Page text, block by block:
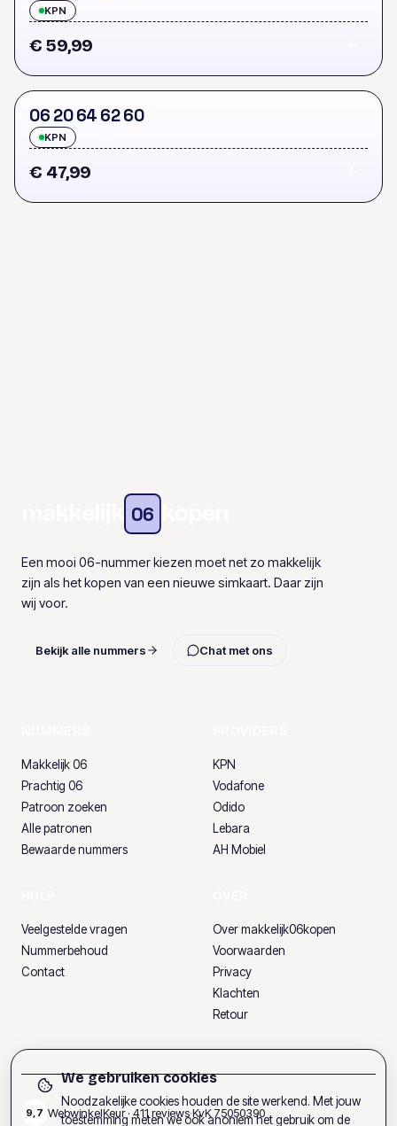
KPN
€ 59,99
06 2064 6260
KPN
€ 47,99
06
Een mooi 06-nummer kiezen moet net zo makkelijk
zijn als het kopen van een nieuwe simkaart. Daar zijn
wij voor.
Bekijk alle nummers Chat met ons
Makkelijk 06
Prachtig 06
Patroon zoeken
Alle patronen
Bewaarde nummers
KPN
Vodafone
Odido
Lebara
AH Mobiel
Veelgestelde vragen
Nummerbehoud
Contact
Over makkelijk06kopen
Voorwaarden
Privacy
Klachten
Retour
9,7 WebwinkelKeur · 411reviews·KvK75050390
We gebruiken cookies
Noodzakelijke cookies houden de site werkend. Met jouw
toestemming meten we ook anoniem het gebruik om de